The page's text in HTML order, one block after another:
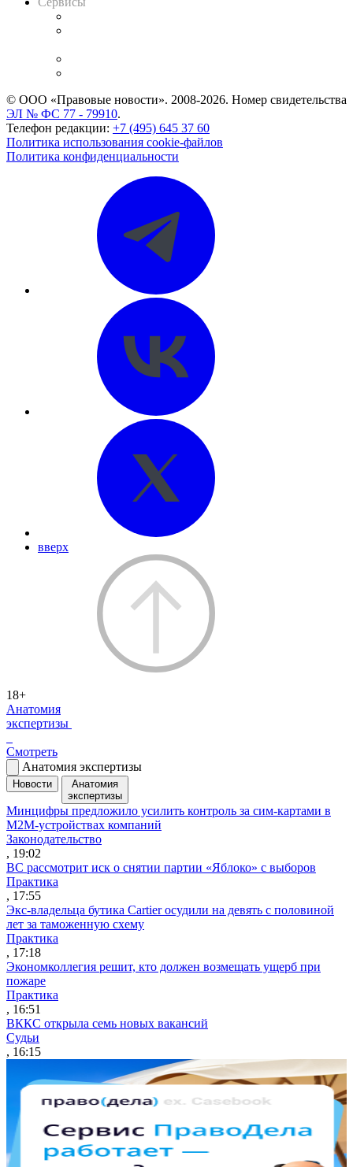
© ООО «Правовые новости». 2008-2026. Номер свидетельства
ЭЛ № ФС 77 - 79910.
Телефон редакции: +7 (495) 645 37 60
Политика использования cookie-файлов
Политика конфиденциальности
вверх
18+
Анатомия
экспертизы
Смотреть
Анатомия экспертизы
Новости
Анатомия
экспертизы
Минцифры предложило усилить контроль за сим-картами в
M2M-устройствах компаний
Законодательство
, 19:02
ВС рассмотрит иск о снятии партии «Яблоко» с выборов
Практика
, 17:55
Экс-владельца бутика Cartier осудили на девять с половиной
лет за таможенную схему
Практика
, 17:18
Экономколлегия решит, кто должен возмещать ущерб при
пожаре
Практика
, 16:51
ВККС открыла семь новых вакансий
Судьи
, 16:15